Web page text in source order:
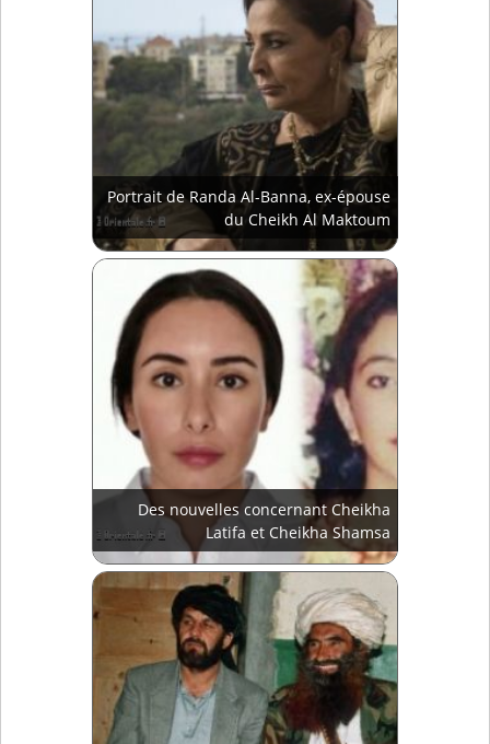
Portrait de Randa Al-Banna, ex-épouse
du Cheikh Al Maktoum
Des nouvelles concernant Cheikha
Latifa et Cheikha Shamsa